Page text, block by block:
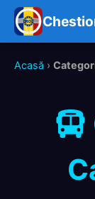
Acasă ›